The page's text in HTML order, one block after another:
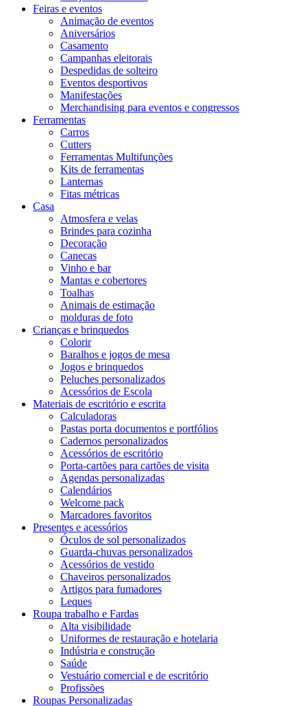
Feiras e eventos
Animação de eventos
Aniversários
Casamento
Campanhas eleitorais
Despedidas de solteiro
Eventos desportivos
Manifestações
Merchandising para eventos e congressos
Ferramentas
Carros
Cutters
Ferramentas Multifunções
Kits de ferramentas
Lanternas
Fitas métricas
Casa
Atmosfera e velas
Brindes para cozinha
Decoração
Canecas
Vinho e bar
Mantas e cobertores
Toalhas
Animais de estimação
molduras de foto
Crianças e brinquedos
Colorir
Baralhos e jogos de mesa
Jogos e brinquedos
Peluches personalizados
Acessórios de Escola
Materiais de escritório e escrita
Calculadoras
Pastas porta documentos e portfólios
Cadernos personalizados
Acessórios de escritório
Porta-cartões para cartões de visita
Agendas personalizadas
Calendários
Welcome pack
Marcadores favoritos
Presentes e acessórios
Óculos de sol personalizados
Guarda-chuvas personalizados
Acessórios de vestido
Chaveiros personalizados
Artigos para fumadores
Leques
Roupa trabalho e Fardas
Alta visibilidade
Uniformes de restauração e hotelaria
Indústria e construção
Saúde
Vestuário comercial e de escritório
Profissões
Roupas Personalizadas